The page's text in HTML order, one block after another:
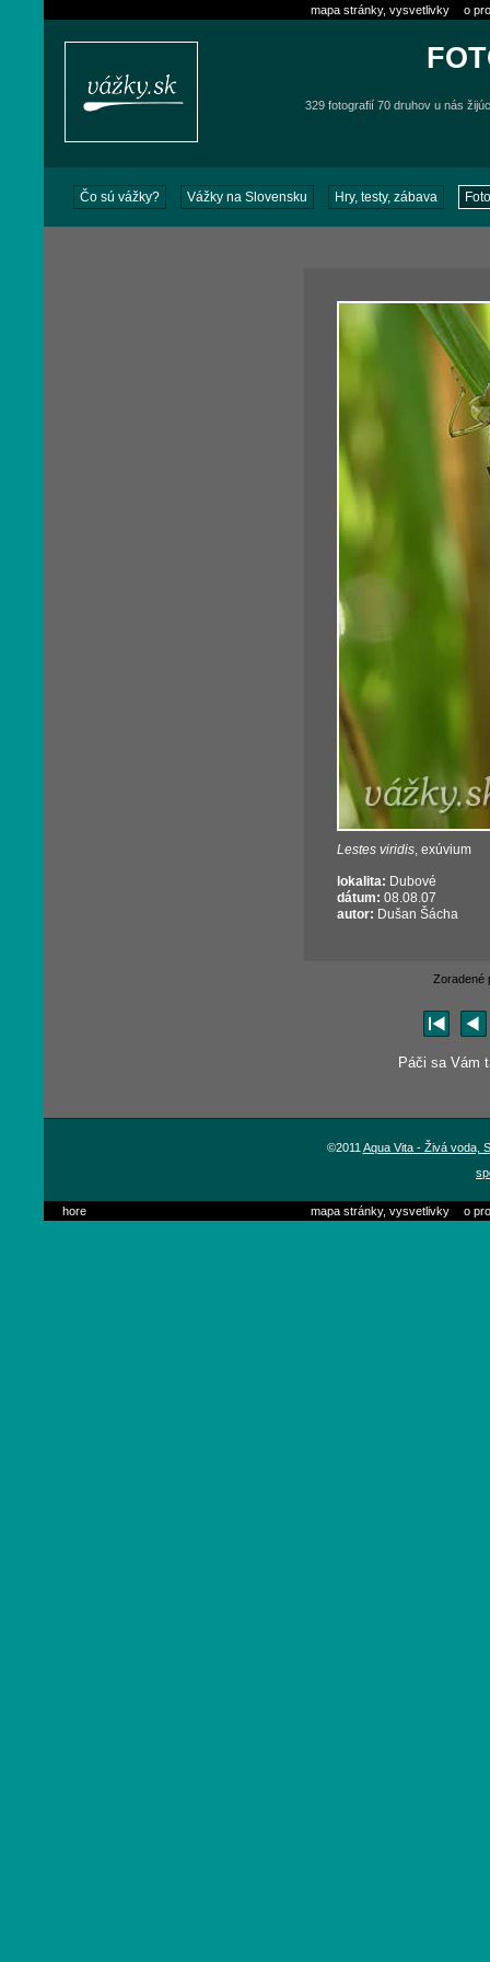
mapa stránky, vysvetlivky o
329 fotografií 70 druhov u nás
Čo sú vážky? Vážky na Slovensku Hry, testy, zábava
Lestes viridis, exúvium
lokalita: Dubové
dátum: 08.08.07
autor: Dušan Šácha
Zoradené
Páči sa Vám
©2011 Aqua Vita - Živá voda,
hore mapa stránky, vysvetlivky o